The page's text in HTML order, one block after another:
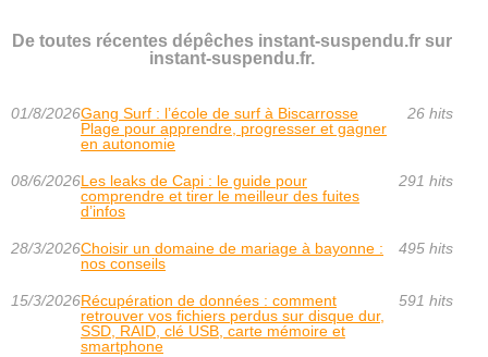
De toutes récentes dépêches instant-suspendu.fr sur
instant-suspendu.fr.
01/8/2026Gang Surf : l’école de surf à Biscarrosse
Plage pour apprendre, progresser et gagner
en autonomie
26 hits
08/6/2026Les leaks de Capi : le guide pour
comprendre et tirer le meilleur des fuites
d’infos
291 hits
28/3/2026Choisir un domaine de mariage à bayonne :
nos conseils
495 hits
15/3/2026Récupération de données : comment
retrouver vos fichiers perdus sur disque dur,
SSD, RAID, clé USB, carte mémoire et
smartphone
591 hits